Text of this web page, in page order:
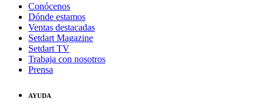
Conócenos
Dónde estamos
Ventas destacadas
Setdart Magazine
Setdart TV
Trabaja con nosotros
Prensa
AYUDA